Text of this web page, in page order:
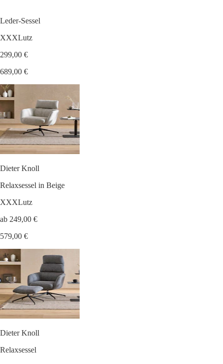
Leder-Sessel
XXXLutz
299,00 €
689,00 €
Dieter Knoll
Relaxsessel in Beige
XXXLutz
ab 249,00 €
579,00 €
Dieter Knoll
Relaxsessel